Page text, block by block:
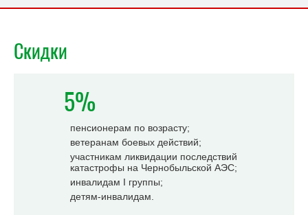
Скидки
5%
пенсионерам по возрасту;
ветеранам боевых действий;
участникам ликвидации последствий
катастрофы на Чернобыльской АЭС;
инвалидам I группы;
детям-инвалидам.